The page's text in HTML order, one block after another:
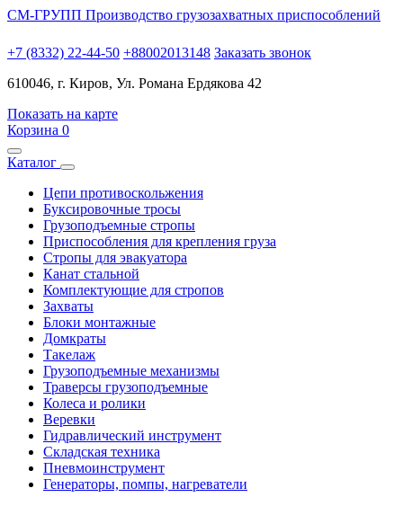
СМ-ГРУПП Производство грузозахватных приспособлений
+7 (8332) 22-44-50 +88002013148 Заказать звонок
610046, г. Киров, Ул. Романа Ердякова 42
Показать на карте
Корзина 0
Каталог
Цепи противоскольжения
Буксировочные тросы
Грузоподъемные стропы
Приспособления для крепления груза
Стропы для эвакуатора
Канат стальной
Комплектующие для стропов
Захваты
Блоки монтажные
Домкраты
Такелаж
Грузоподъемные механизмы
Траверсы грузоподъемные
Колеса и ролики
Веревки
Гидравлический инструмент
Складская техника
Пневмоинструмент
Генераторы, помпы, нагреватели